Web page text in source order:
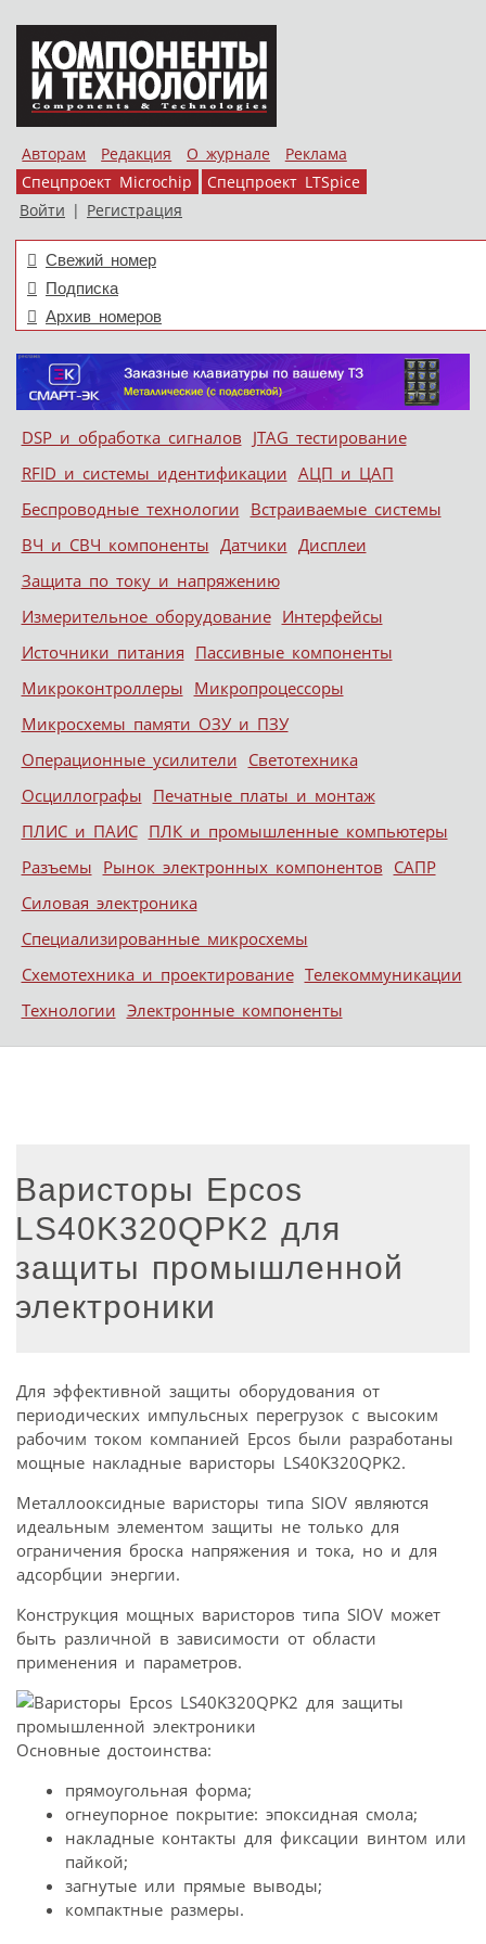
Авторам Редакция О журнале
Реклама
Спецпроект Microchip
Спецпроект LTSpice
Войти | Регистрация
Свежий номер
Подписка
Архив номеров
Меню
Skip to content
DSP и обработка сигналов JTAG тестирование
RFID и системы идентификации АЦП и ЦАП
Беспроводные технологии Встраиваемые системы
ВЧ и СВЧ компоненты Датчики Дисплеи
Защита по току и напряжению
Измерительное оборудование Интерфейсы
Источники питания Пассивные компоненты
Микроконтроллеры Микропроцессоры
Микросхемы памяти ОЗУ и ПЗУ
Операционные усилители Светотехника
Осциллографы Печатные платы и монтаж
ПЛИС и ПАИС ПЛК и промышленные компьютеры
Разъемы Рынок электронных компонентов САПР
Силовая электроника
Специализированные микросхемы
Схемотехника и проектирование Телекоммуникации
Технологии Электронные компоненты
Варисторы Epcos
LS40K320QPK2 для
защиты промышленной
электроники
Для эффективной защиты оборудования от
периодических импульсных перегрузок с высоким
рабочим током компанией Epcos были разработаны
мощные накладные варисторы LS40K320QPK2.
Металлооксидные варисторы типа SIOV являются
идеальным элементом защиты не только для
ограничения броска напряжения и тока, но и для
адсорбции энергии.
Конструкция мощных варисторов типа SIOV может
быть различной в зависимости от области
применения и параметров.
Основные достоинства:
прямоугольная форма;
огнеупорное покрытие: эпоксидная смола;
накладные контакты для фиксации винтом или
пайкой;
загнутые или прямые выводы;
компактные размеры.